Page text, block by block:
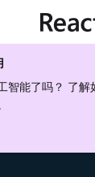
智能了吗？ 了